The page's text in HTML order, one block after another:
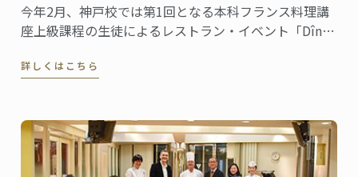
今年2月、神戸校では第1回となる本科フランス料理講
座上級課程の生徒によるレストラン・イベント「Dîner
詳しくはこちら